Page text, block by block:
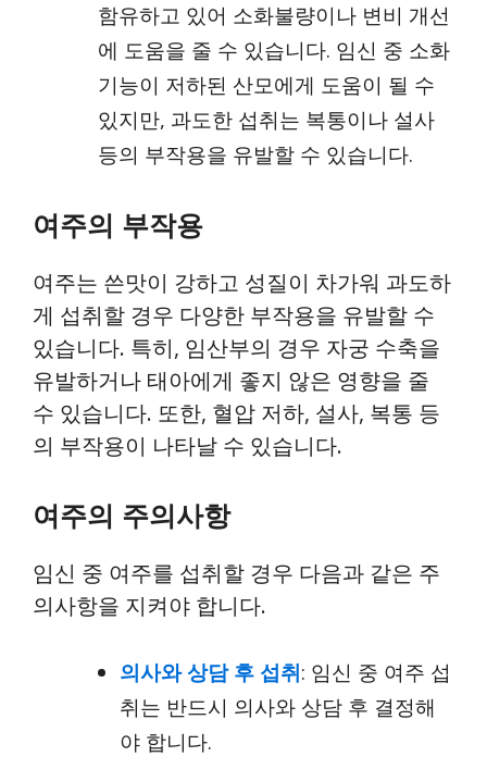
함유하고 있어 소화불량이나 변비 개선
에 도움을 줄 수 있습니다. 임신 중 소화
기능이 저하된 산모에게 도움이 될 수
있지만, 과도한 섭취는 복통이나 설사
등의 부작용을 유발할 수 있습니다.
여주의 부작용
여주는 쓴맛이 강하고 성질이 차가워 과도하
게 섭취할 경우 다양한 부작용을 유발할 수
있습니다. 특히, 임산부의 경우 자궁 수축을
유발하거나 태아에게 좋지 않은 영향을 줄
수 있습니다. 또한, 혈압 저하, 설사, 복통 등
의 부작용이 나타날 수 있습니다.
여주의 주의사항
임신 중 여주를 섭취할 경우 다음과 같은 주
의사항을 지켜야 합니다.
의사와 상담 후 섭취: 임신 중 여주 섭
취는 반드시 의사와 상담 후 결정해
야 합니다.